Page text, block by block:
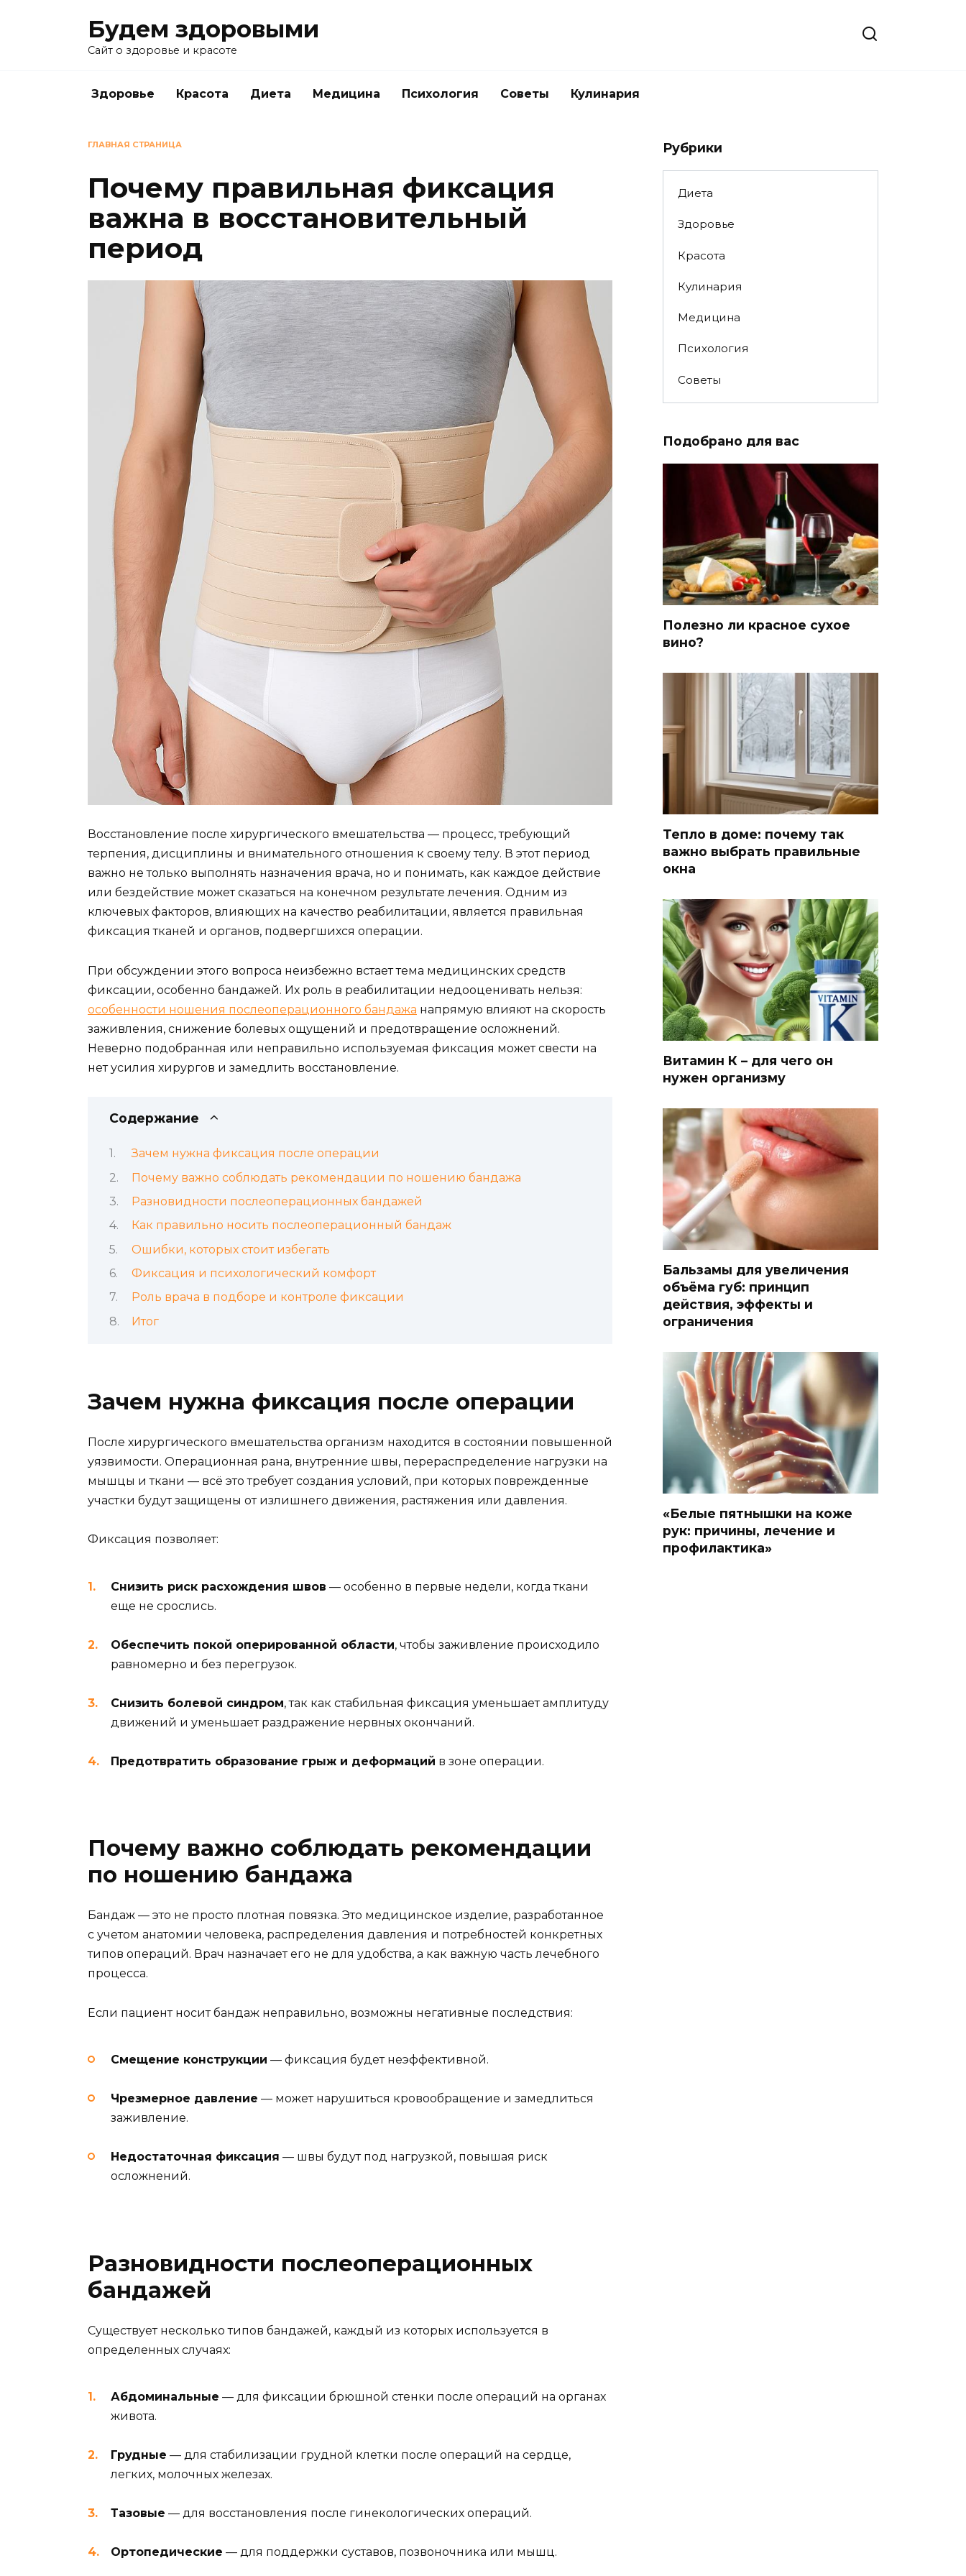
Будем здоровыми
Сайт о здоровье и красоте
Здоровье Красота Диета Медицина Психология Советы Кулинария
ГЛАВНАЯ СТРАНИЦА
Почему правильная фиксация
важна в восстановительный
период
Восстановление после хирургического вмешательства — процесс, требующий
терпения, дисциплины и внимательного отношения к своему телу. В этот период
важно не только выполнять назначения врача, но и понимать, как каждое действие
или бездействие может сказаться на конечном результате лечения. Одним из
ключевых факторов, влияющих на качество реабилитации, является правильная
фиксация тканей и органов, подвергшихся операции.
При обсуждении этого вопроса неизбежно встает тема медицинских средств
фиксации, особенно бандажей. Их роль в реабилитации недооценивать нельзя:
особенности ношения послеоперационного бандажа напрямую влияют на скорость
заживления, снижение болевых ощущений и предотвращение осложнений.
Неверно подобранная или неправильно используемая фиксация может свести на
нет усилия хирургов и замедлить восстановление.
Содержание
Зачем нужна фиксация после операции
Почему важно соблюдать рекомендации по ношению бандажа
Разновидности послеоперационных бандажей
Как правильно носить послеоперационный бандаж
Ошибки, которых стоит избегать
Фиксация и психологический комфорт
Роль врача в подборе и контроле фиксации
Итог
Зачем нужна фиксация после операции
После хирургического вмешательства организм находится в состоянии повышенной
уязвимости. Операционная рана, внутренние швы, перераспределение нагрузки на
мышцы и ткани — всё это требует создания условий, при которых поврежденные
участки будут защищены от излишнего движения, растяжения или давления.
Фиксация позволяет:
Снизить риск расхождения швов — особенно в первые недели, когда ткани
еще не срослись.
Обеспечить покой оперированной области, чтобы заживление происходило
равномерно и без перегрузок.
Снизить болевой синдром, так как стабильная фиксация уменьшает амплитуду
движений и уменьшает раздражение нервных окончаний.
Предотвратить образование грыж и деформаций в зоне операции.
Почему важно соблюдать рекомендации
по ношению бандажа
Бандаж — это не просто плотная повязка. Это медицинское изделие, разработанное
с учетом анатомии человека, распределения давления и потребностей конкретных
типов операций. Врач назначает его не для удобства, а как важную часть лечебного
процесса.
Если пациент носит бандаж неправильно, возможны негативные последствия:
Смещение конструкции — фиксация будет неэффективной.
Чрезмерное давление — может нарушиться кровообращение и замедлиться
заживление.
Недостаточная фиксация — швы будут под нагрузкой, повышая риск
осложнений.
Разновидности послеоперационных
бандажей
Существует несколько типов бандажей, каждый из которых используется в
определенных случаях:
Абдоминальные — для фиксации брюшной стенки после операций на органах
живота.
Грудные — для стабилизации грудной клетки после операций на сердце,
легких, молочных железах.
Тазовые — для восстановления после гинекологических операций.
Ортопедические — для поддержки суставов, позвоночника или мышц.
Рубрики
Диета
Здоровье
Красота
Кулинария
Медицина
Психология
Советы
Подобрано для вас
Полезно ли красное сухое
вино?
Тепло в доме: почему так
важно выбрать правильные
окна
Витамин К – для чего он
нужен организму
Бальзамы для увеличения
объёма губ: принцип
действия, эффекты и
ограничения
«Белые пятнышки на коже
рук: причины, лечение и
профилактика»